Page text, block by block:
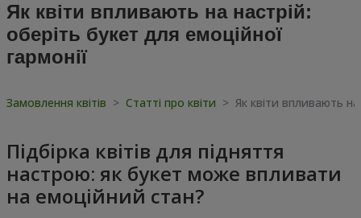
Як квіти впливають на настрій:
оберіть букет для емоційної
гармонії
Замовлення квітів > Статті про квіти > Як квіти впливають на
Підбірка квітів для підняття
настрою: як букет може впливати
на емоційний стан?